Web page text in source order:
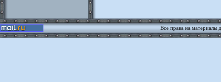
Все права на материалы